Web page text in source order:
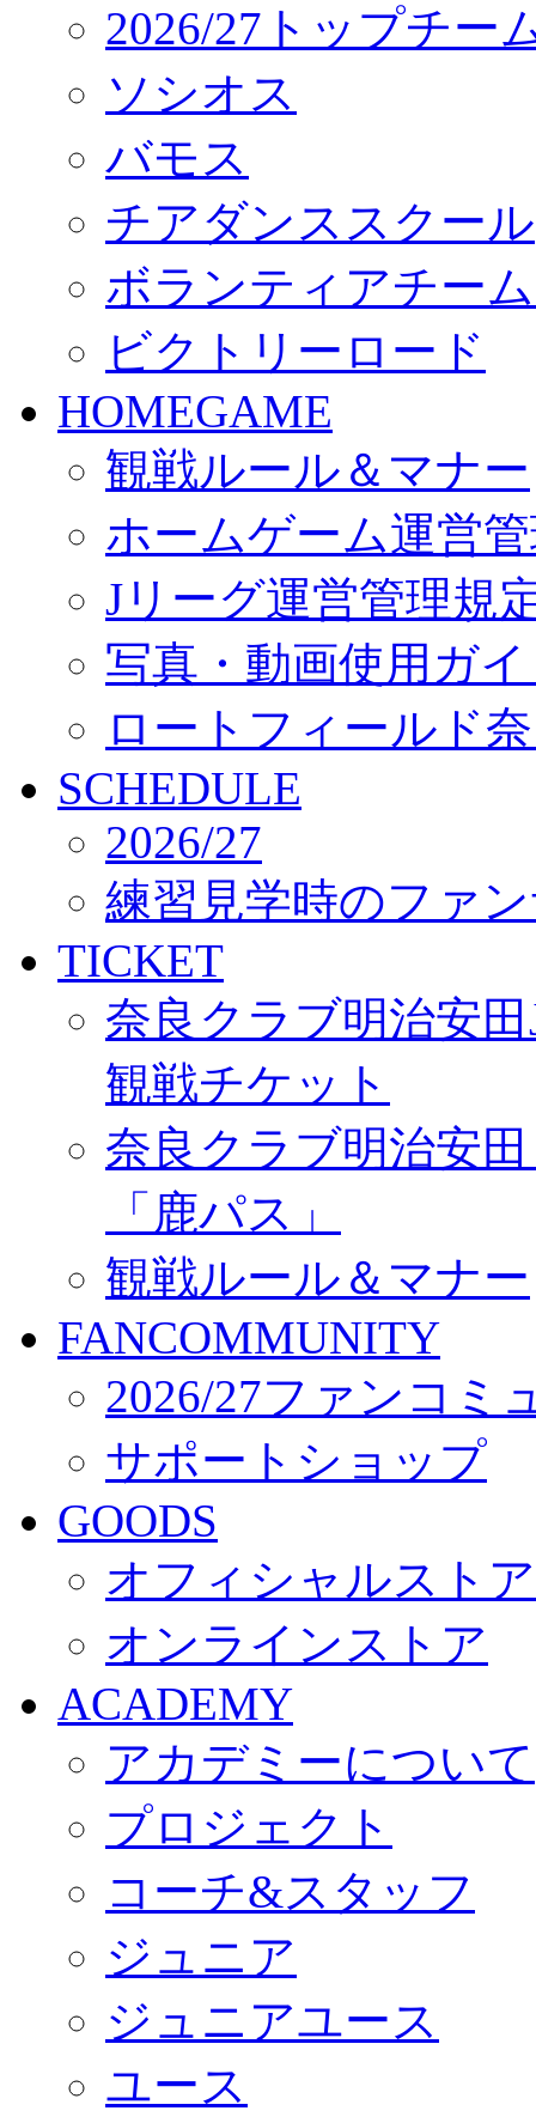
2026/27トップチー
ソシオス
バモス
チアダンススクール
ボランティアチー
ビクトリーロード
HOMEGAME
観戦ルール＆マナー
ホームゲーム運営
Jリーグ運営管理規
写真・動画使用ガ
ロートフィールド
SCHEDULE
2026/27
練習見学時のファ
TICKET
奈良クラブ明治安
観戦チケット
奈良クラブ明治安
「鹿パス」
観戦ルール＆マナー
FANCOMMUNITY
2026/27ファンコミ
サポートショップ
GOODS
オフィシャルスト
オンラインストア
ACADEMY
アカデミーについて
プロジェクト
コーチ&スタッフ
ジュニア
ジュニアユース
ユース